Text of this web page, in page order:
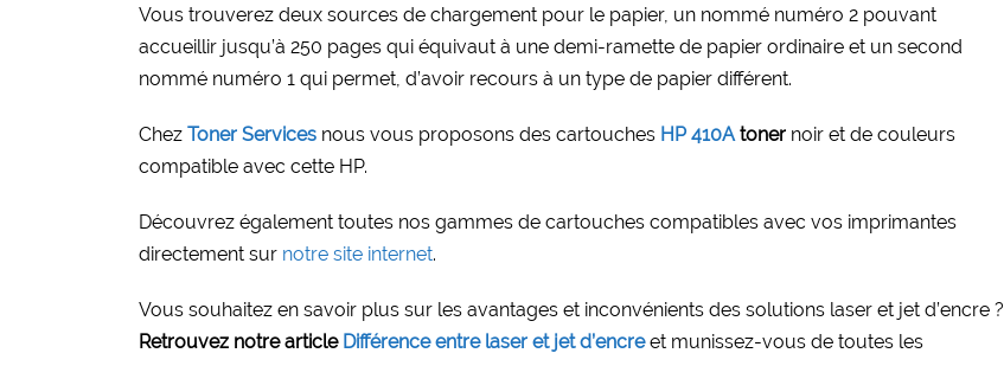
Vous trouverez deux sources de chargement pour le papier, un nommé numéro 2 pouvant
accueillir jusqu’à 250 pages qui équivaut à une demi-ramette de papier ordinaire et un second
nommé numéro 1 qui permet, d’avoir recours à un type de papier différent.
Chez Toner Services nous vous proposons des cartouches HP 410Atoner noir et de couleurs
compatible avec cette HP.
Découvrez également toutes nos gammes de cartouches compatibles avec vos imprimantes
directement sur notre site internet.
Vous souhaitez en savoir plus sur les avantages et inconvénients des solutions laser et jet d’encre ?
Retrouvez notre article Différence entre laser et jet d’encreet munissez-vous de toutes les